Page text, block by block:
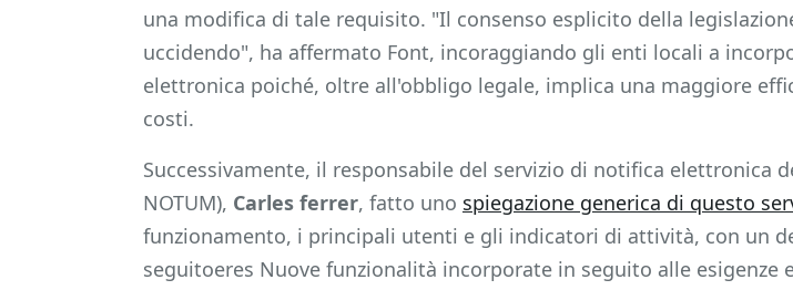
una modifica di tale requisito. "Il consenso esplicito della
uccidendo", ha affermato Font, incoraggiando gli enti locali a
elettronica poiché, oltre all'obbligo legale, implica una maggiore
costi.
Successivamente, il responsabile del servizio di notifica elettronica
NOTUM), Carles ferrer, fatto uno spiegazione generica di questo
funzionamento, i principali utenti e gli indicatori di attività, con un
seguitoeres Nuove funzionalità incorporate in seguito alle esigenze